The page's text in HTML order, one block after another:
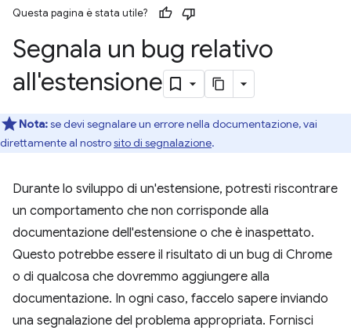
Questa pagina è stata utile?
Segnala un bug relativo
all'estensione
Nota:se devi segnalare un errore nella documentazione, vai
direttamente al nostrosito di segnalazione.
Durante lo sviluppo di un'estensione, potresti riscontrare
un comportamento che non corrisponde alla
documentazione dell'estensione o che è inaspettato.
Questo potrebbe essere il risultato di un bug di Chrome
o di qualcosa che dovremmo aggiungere alla
documentazione. In ogni caso, faccelo sapere inviando
una segnalazione del problema appropriata. Fornisci